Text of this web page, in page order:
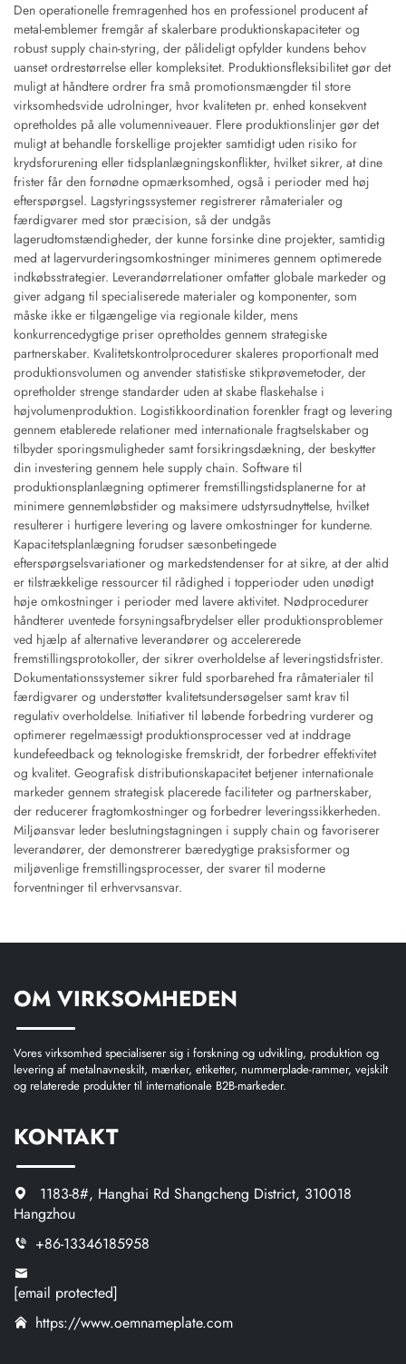
Den operationelle fremragenhed hos en professionel producent af
metal-emblemer fremgår af skalerbare produktionskapaciteter og
robust supply chain-styring, der pålideligt opfylder kundens behov
uanset ordrestørrelse eller kompleksitet. Produktionsfleksibilitet gør det
muligt at håndtere ordrer fra små promotionsmængder til store
virksomhedsvide udrolninger, hvor kvaliteten pr. enhed konsekvent
opretholdes på alle volumenniveauer. Flere produktionslinjer gør det
muligt at behandle forskellige projekter samtidigt uden risiko for
krydsforurening eller tidsplanlægningskonflikter, hvilket sikrer, at dine
frister får den fornødne opmærksomhed, også i perioder med høj
efterspørgsel. Lagstyringssystemer registrerer råmaterialer og
færdigvarer med stor præcision, så der undgås
lagerudtomstændigheder, der kunne forsinke dine projekter, samtidig
med at lagervurderingsomkostninger minimeres gennem optimerede
indkøbsstrategier. Leverandørrelationer omfatter globale markeder og
giver adgang til specialiserede materialer og komponenter, som
måske ikke er tilgængelige via regionale kilder, mens
konkurrencedygtige priser opretholdes gennem strategiske
partnerskaber. Kvalitetskontrolprocedurer skaleres proportionalt med
produktionsvolumen og anvender statistiske stikprøvemetoder, der
opretholder strenge standarder uden at skabe flaskehalse i
højvolumenproduktion. Logistikkoordination forenkler fragt og levering
gennem etablerede relationer med internationale fragtselskaber og
tilbyder sporingsmuligheder samt forsikringsdækning, der beskytter
din investering gennem hele supply chain. Software til
produktionsplanlægning optimerer fremstillingstidsplanerne for at
minimere gennemløbstider og maksimere udstyrsudnyttelse, hvilket
resulterer i hurtigere levering og lavere omkostninger for kunderne.
Kapacitetsplanlægning forudser sæsonbetingede
efterspørgselsvariationer og markedstendenser for at sikre, at der altid
er tilstrækkelige ressourcer til rådighed i topperioder uden unødigt
høje omkostninger i perioder med lavere aktivitet. Nødprocedurer
håndterer uventede forsyningsafbrydelser eller produktionsproblemer
ved hjælp af alternative leverandører og accelererede
fremstillingsprotokoller, der sikrer overholdelse af leveringstidsfrister.
Dokumentationssystemer sikrer fuld sporbarehed fra råmaterialer til
færdigvarer og understøtter kvalitetsundersøgelser samt krav til
regulativ overholdelse. Initiativer til løbende forbedring vurderer og
optimerer regelmæssigt produktionsprocesser ved at inddrage
kundefeedback og teknologiske fremskridt, der forbedrer effektivitet
og kvalitet. Geografisk distributionskapacitet betjener internationale
markeder gennem strategisk placerede faciliteter og partnerskaber,
der reducerer fragtomkostninger og forbedrer leveringssikkerheden.
Miljøansvar leder beslutningstagningen i supply chain og favoriserer
leverandører, der demonstrerer bæredygtige praksisformer og
miljøvenlige fremstillingsprocesser, der svarer til moderne
forventninger til erhvervsansvar.
OM VIRKSOMHEDEN
Vores virksomhed specialiserer sig i forskning og udvikling, produktion og
levering af metalnavneskilt, mærker, etiketter, nummerplade-rammer, vejskilt
og relaterede produkter til internationale B2B-markeder.
KONTAKT
1183-8#, Hanghai Rd Shangcheng District, 310018
Hangzhou
+86-13346185958
[email protected]
https://www.oemnameplate.com